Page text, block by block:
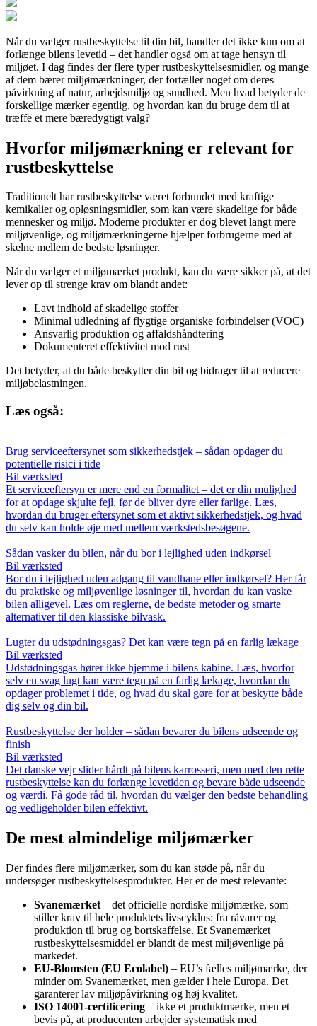
Når du vælger rustbeskyttelse til din bil, handler det ikke kun om at
forlænge bilens levetid – det handler også om at tage hensyn til
miljøet. I dag findes der flere typer rustbeskyttelsesmidler, og mange
af dem bærer miljømærkninger, der fortæller noget om deres
påvirkning af natur, arbejdsmiljø og sundhed. Men hvad betyder de
forskellige mærker egentlig, og hvordan kan du bruge dem til at
træffe et mere bæredygtigt valg?
Hvorfor miljømærkning er relevant for
rustbeskyttelse
Traditionelt har rustbeskyttelse været forbundet med kraftige
kemikalier og opløsningsmidler, som kan være skadelige for både
mennesker og miljø. Moderne produkter er dog blevet langt mere
miljøvenlige, og miljømærkningerne hjælper forbrugerne med at
skelne mellem de bedste løsninger.
Når du vælger et miljømærket produkt, kan du være sikker på, at det
lever op til strenge krav om blandt andet:
Lavt indhold af skadelige stoffer
Minimal udledning af flygtige organiske forbindelser (VOC)
Ansvarlig produktion og affaldshåndtering
Dokumenteret effektivitet mod rust
Det betyder, at du både beskytter din bil og bidrager til at reducere
miljøbelastningen.
Læs også:
Brug serviceeftersynet som sikkerhedstjek – sådan opdager du
potentielle risici i tide
Bil værksted
Et serviceeftersyn er mere end en formalitet – det er din mulighed
for at opdage skjulte fejl, før de bliver dyre eller farlige. Læs,
hvordan du bruger eftersynet som et aktivt sikkerhedstjek, og hvad
du selv kan holde øje med mellem værkstedsbesøgene.
Sådan vasker du bilen, når du bor i lejlighed uden indkørsel
Bil værksted
Bor du i lejlighed uden adgang til vandhane eller indkørsel? Her får
du praktiske og miljøvenlige løsninger til, hvordan du kan vaske
bilen alligevel. Læs om reglerne, de bedste metoder og smarte
alternativer til den klassiske bilvask.
Lugter du udstødningsgas? Det kan være tegn på en farlig lækage
Bil værksted
Udstødningsgas hører ikke hjemme i bilens kabine. Læs, hvorfor
selv en svag lugt kan være tegn på en farlig lækage, hvordan du
opdager problemet i tide, og hvad du skal gøre for at beskytte både
dig selv og din bil.
Rustbeskyttelse der holder – sådan bevarer du bilens udseende og
finish
Bil værksted
Det danske vejr slider hårdt på bilens karrosseri, men med den rette
rustbeskyttelse kan du forlænge levetiden og bevare både udseende
og værdi. Få gode råd til, hvordan du vælger den bedste behandling
og vedligeholder bilen effektivt.
De mest almindelige miljømærker
Der findes flere miljømærker, som du kan støde på, når du
undersøger rustbeskyttelsesprodukter. Her er de mest relevante:
Svanemærket – det officielle nordiske miljømærke, som
stiller krav til hele produktets livscyklus: fra råvarer og
produktion til brug og bortskaffelse. Et Svanemærket
rustbeskyttelsesmiddel er blandt de mest miljøvenlige på
markedet.
EU-Blomsten (EU Ecolabel) – EU’s fælles miljømærke, der
minder om Svanemærket, men gælder i hele Europa. Det
garanterer lav miljøpåvirkning og høj kvalitet.
ISO 14001-certificering – ikke et produktmærke, men et
bevis på, at producenten arbejder systematisk med